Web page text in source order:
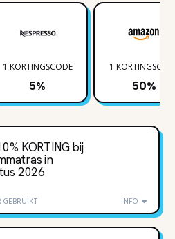
1 KORTINGSCODE
5%
1
50%
KORTING bij
in
2026
GEBRUIKT INFO